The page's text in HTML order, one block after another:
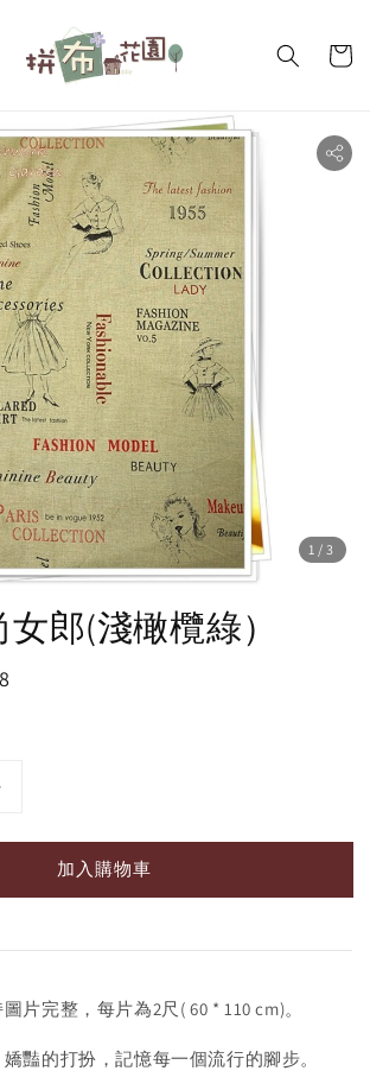
1 /3
郎(淺橄欖綠）
加入購物車
片完整，每片為2尺( 60 * 110 cm)。
豔的打扮，記憶每一個流行的腳步。